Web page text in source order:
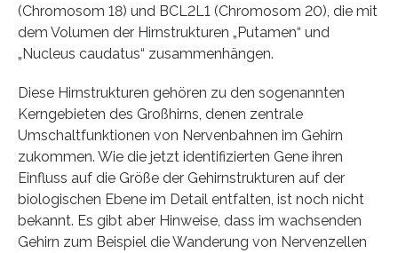
(Chromosom 18) und BCL2L1 (Chromosom 20), die mit
dem Volumen der Hirnstrukturen „Putamen“ und
„Nucleus caudatus“ zusammenhängen.
Diese Hirnstrukturen gehören zu den sogenannten
Kerngebieten des Großhirns, denen zentrale
Umschaltfunktionen von Nervenbahnen im Gehirn
zukommen. Wie die jetzt identifizierten Gene ihren
Einfluss auf die Größe der Gehirnstrukturen auf der
biologischen Ebene im Detail entfalten, ist noch nicht
bekannt. Es gibt aber Hinweise, dass im wachsenden
Gehirn zum Beispiel die Wanderung von Nervenzellen